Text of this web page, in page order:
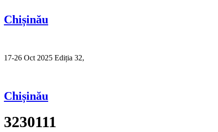
Chișinău
17-26 Oct 2025 Ediția 32,
Chișinău
3230111